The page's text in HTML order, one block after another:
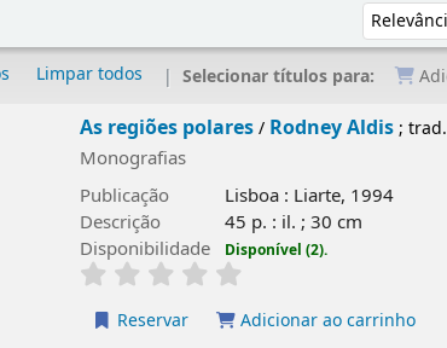
Ordenar
Limpar todos Selecionar títulos para:
As regiões polares/ Rodney Aldis;
Monografias
Publicação
Lisboa : Liarte, 1994
Descrição
45 p. : il. ; 30 cm
Disponibilidade
Disponível (2).
Reservar Adicionar ao carrinho